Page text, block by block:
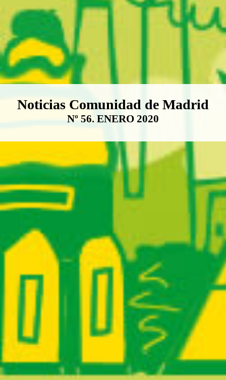
Boletín Noticias Comunidad de
Noticias Comunidad de Madrid
Nº 56. ENERO 2020